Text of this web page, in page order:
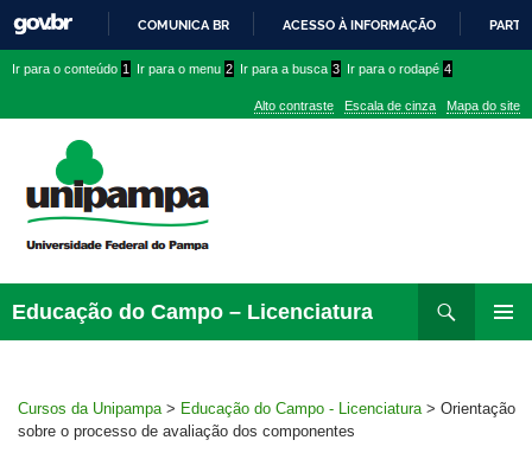
PARA
CONTEÚDO
COMUNICA BR ACESSO À INFORMAÇÃO
conteúdo
menu
superior
menu
Ir para o conteúdo 1 Ir para o menu 2 Ir para a busca 3 Ir para o rodapé 4
Alto contraste Escala de cinza Mapa do site
Educação do Campo – Licenciatura
para
Cursos da Unipampa > Educação do Campo - Licenciatura > Orientação
sobre o processo de avaliação dos componentes